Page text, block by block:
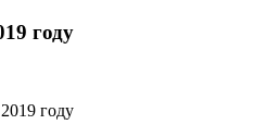
году